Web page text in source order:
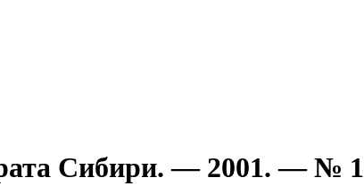
Сибири. — 2001. — № 1